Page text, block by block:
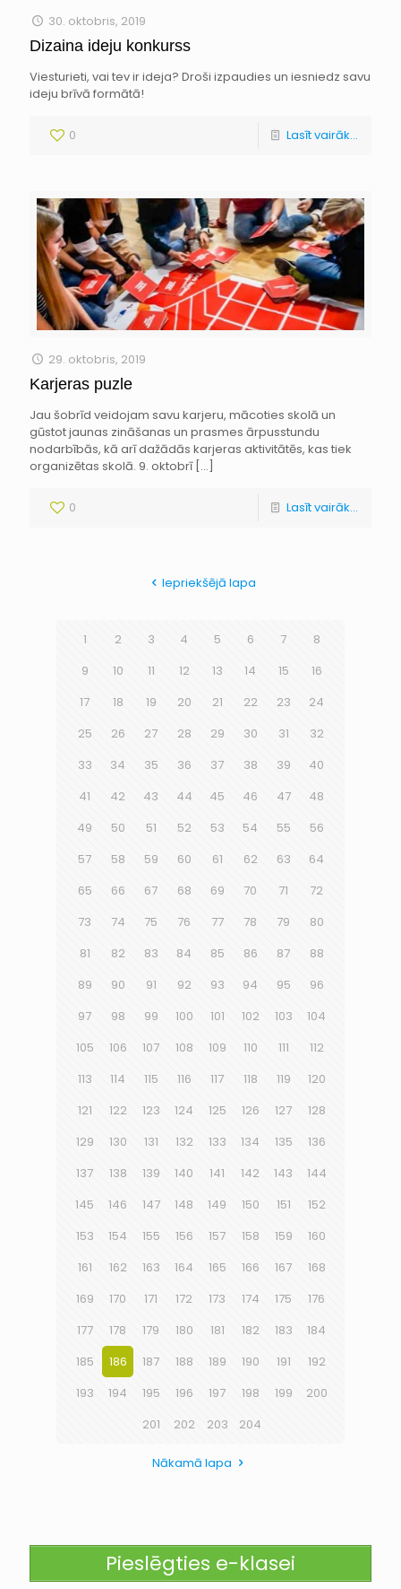
30. oktobris, 2019
Dizaina ideju konkurss
Viesturieti, vai tev ir ideja? Droši izpaudies un iesniedz savu
ideju brīvā formātā!
0 Lasīt vairāk...
29. oktobris, 2019
Karjeras puzle
Jau šobrīd veidojam savu karjeru, mācoties skolā un
gūstot jaunas zināšanas un prasmes ārpusstundu
nodarbībās, kā arī dažādās karjeras aktivitātēs, kas tiek
organizētas skolā. 9. oktobrī[…]
0 Lasīt vairāk...
Iepriekšējā lapa
1 2 3 4 5 6 7
8
9
10 11 12 13 14 15
16
17
18 19 20 21 22 23
24
25
26 27 28 29 30 31
32
33
34 35 36 37 38 39
40
41
42 43 44 45 46 47
48
49
50 51 52 53 54 55
56
57
58 59 60 61 62 63
64
65
66 67 68 69 70 71
72
73
74 75 76 77 78 79
80
81
82 83 84 85 86 87
88
89
90 91 92 93 94 95
96
97
98 99 100 101 102 103
104
105
106 107 108 109 110 111
112
113
114 115 116 117 118 119
120
121
122 123 124 125 126 127
128
129
130 131 132 133 134 135
136
137
138 139 140 141 142 143
144
145
146 147 148 149 150 151
152
153
154 155 156 157 158 159
160
161
162 163 164 165 166 167
168
169
170 171 172 173 174 175
176
177
178 179 180 181 182 183
184
185
186 187 188 189 190 191
192
193
194 195 196 197 198 199
200
201
202 203 204
Nākamā lapa
Pieslēgties e-klasei